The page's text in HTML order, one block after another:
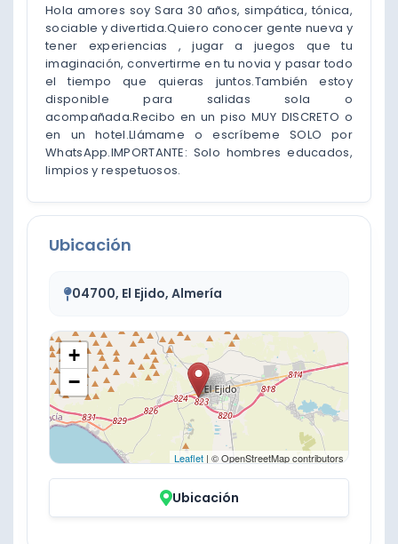
Hola amores soy Sara 30 años, simpática, tónica,
sociable y divertida.Quiero conocer gente nueva y
tener experiencias , jugar a juegos que tu
imaginación, convertirme en tu novia y pasar todo
el tiempo que quieras juntos.También estoy
disponible para salidas sola o
acompañada.Recibo en un piso MUY DISCRETO o
en un hotel.Llámame o escríbeme SOLO por
WhatsApp.IMPORTANTE: Solo hombres educados,
limpios y respetuosos.
Ubicación
04700, El Ejido, Almería
+
−
Leaflet | © OpenStreetMap contributors
Ubicación